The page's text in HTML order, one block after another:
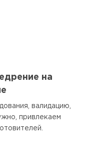
на
валидацию,
привлекаем